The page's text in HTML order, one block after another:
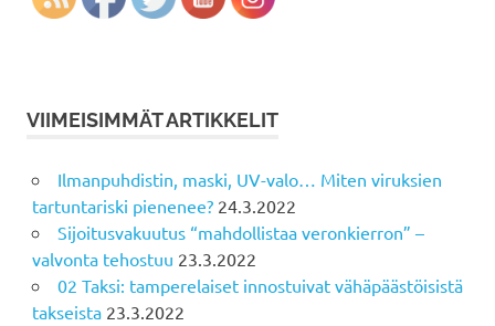
VIIMEISIMMÄT ARTIKKELIT
Ilmanpuhdistin, maski, UV-valo… Miten viruksien
tartuntariski pienenee? 24.3.2022
Sijoitusvakuutus “mahdollistaa veronkierron” –
valvonta tehostuu 23.3.2022
02 Taksi: tamperelaiset innostuivat vähäpäästöisistä
takseista 23.3.2022